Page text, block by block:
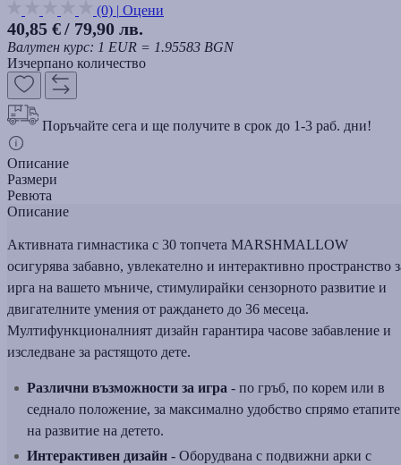
(0) | Оцени
40,85 €/ 79,90 лв.
Валутен курс: 1 EUR = 1.95583 BGN
Изчерпано количество
Поръчайте сега и ще получите в срок до 1-3 раб. дни!
Описание
Размери
Ревюта
Описание
Активната гимнастика с 30 топчета MARSHMALLOW
осигурява забавно, увлекателно и интерактивно пространство
ирга на вашето мъниче, стимулирайки сензорното развитие и
двигателните умения от раждането до 36 месеца.
Мултифункционалният дизайн гарантира часове забавление и
изследване за растящото дете.
Различни възможности за игра - по гръб, по корем или в
седнало положение, за максимално удобство спрямо етапите
на развитие на детето.
Интерактивен дизайн - Оборудвана с подвижни арки с